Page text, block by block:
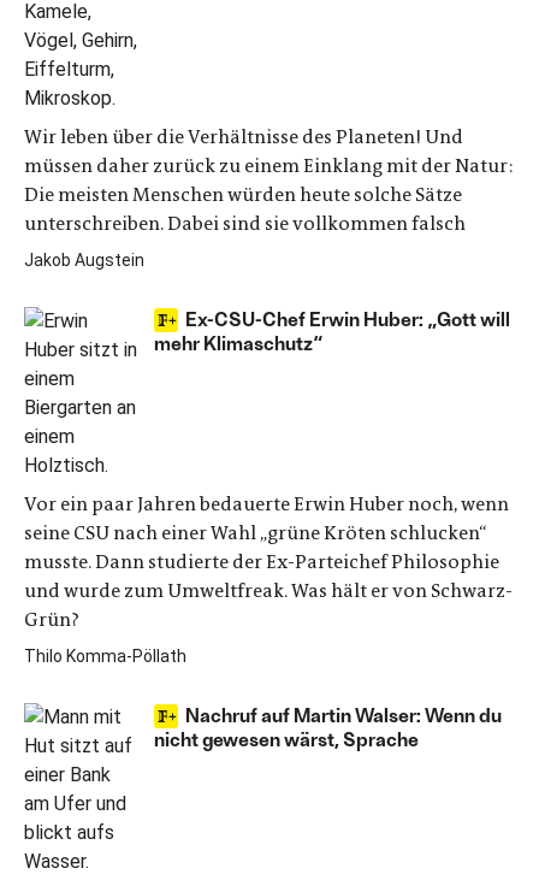
Wir leben über die Verhältnisse des Planeten! Und
müssen daher zurück zu einem Einklang mit der Natur:
Die meisten Menschen würden heute solche Sätze
unterschreiben. Dabei sind sie vollkommen falsch
Jakob Augstein
Ex-CSU-Chef Erwin Huber: „Gott will
mehr Klimaschutz“
Vor ein paar Jahren bedauerte Erwin Huber noch, wenn
seine CSU nach einer Wahl „grüne Kröten schlucken“
musste. Dann studierte der Ex-Parteichef Philosophie
und wurde zum Umweltfreak. Was hält er von Schwarz-
Grün?
Thilo Komma-Pöllath
Nachruf auf Martin Walser: Wenn du
nicht gewesen wärst, Sprache